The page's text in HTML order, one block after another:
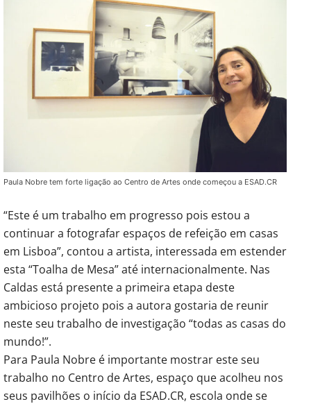
Paula Nobre tem forte ligação ao Centro de Artes onde começou a ESAD.CR
“Este é um trabalho em progresso pois estou a
continuar a fotografar espaços de refeição em casas
em Lisboa”, contou a artista, interessada em estender
esta “Toalha de Mesa” até internacionalmente. Nas
Caldas está presente a primeira etapa deste
ambicioso projeto pois a autora gostaria de reunir
neste seu trabalho de investigação “todas as casas do
mundo!”.
Para Paula Nobre é importante mostrar este seu
trabalho no Centro de Artes, espaço que acolheu nos
seus pavilhões o início da ESAD.CR, escola onde se